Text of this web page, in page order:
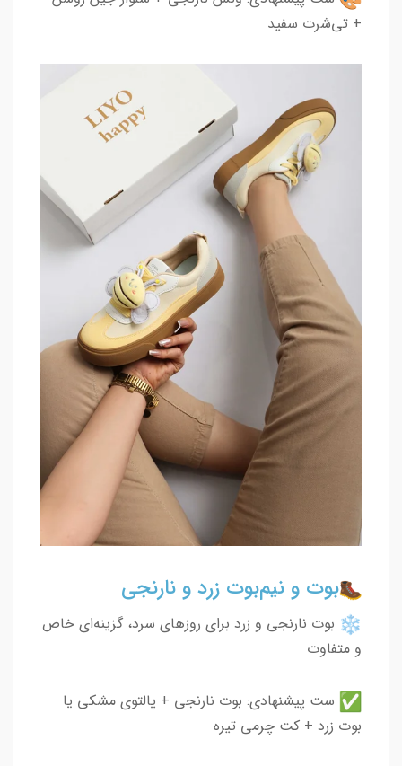
+ تی‌شرت سفید
بوت و نیم‌بوت زرد و نارنجی
بوت نارنجی و زرد برای روزهای سرد، گزینه‌ای خاص
و متفاوت
ست پیشنهادی: بوت نارنجی + پالتوی مشکی یا
بوت زرد + کت چرمی تیره